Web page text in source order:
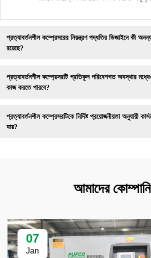
প্রত্যাবর্তনশীল কম্প্রেসরের নিয়ন্ত্রণ পদ্ধতির ডিজাইনে কী অনন্য
রয়েছে?
প্রত্যাবর্তনশীল কম্প্রেসরটি প্রতিকূল পরিবেশগত অবস্থার
কাজ করতে পারবে?
প্রত্যাবর্তনশীল কম্প্রেসরটিকে নির্দিষ্ট প্রয়োজনীয়তা অনুযায়ী
যায়?
আমাদের কোম্পানি
07
Jan